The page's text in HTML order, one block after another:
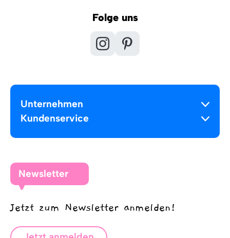
Folge uns
Unternehmen
Kundenservice
Newsletter
Jetzt zum Newsletter anmelden!